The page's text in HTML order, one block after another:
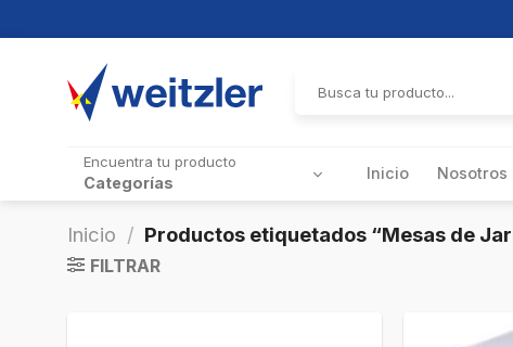
por:
Encuentra tu producto
Categorías Inicio Nosotros
Inicio / Productos etiquetados “Mesas de
FILTRAR